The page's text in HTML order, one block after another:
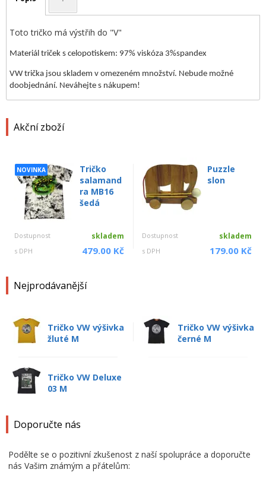
Akční zboží
NOVINKA
Tričko
salamand
ra MB16
šedá
Dostupnost skladem
s DPH 479.00 Kč
Puzzle
slon
Dostupnost skladem
s DPH 179.00 Kč
Nejprodávanější
Tričko VW výšivka
žluté M
Tričko VW výšivka
černé M
Tričko VW Deluxe
03 M
Doporučte nás
Podělte se o pozitivní zkušenost z naší spolupráce a doporučte
nás Vašim známým a přátelům:
Toto tričko má výstřih do "V"
Materiál triček s celopotiskem: 97% viskóza 3%spandex
VW trička jsou skladem v omezeném množství. Nebude možné
doobjednání. Neváhejte s nákupem!